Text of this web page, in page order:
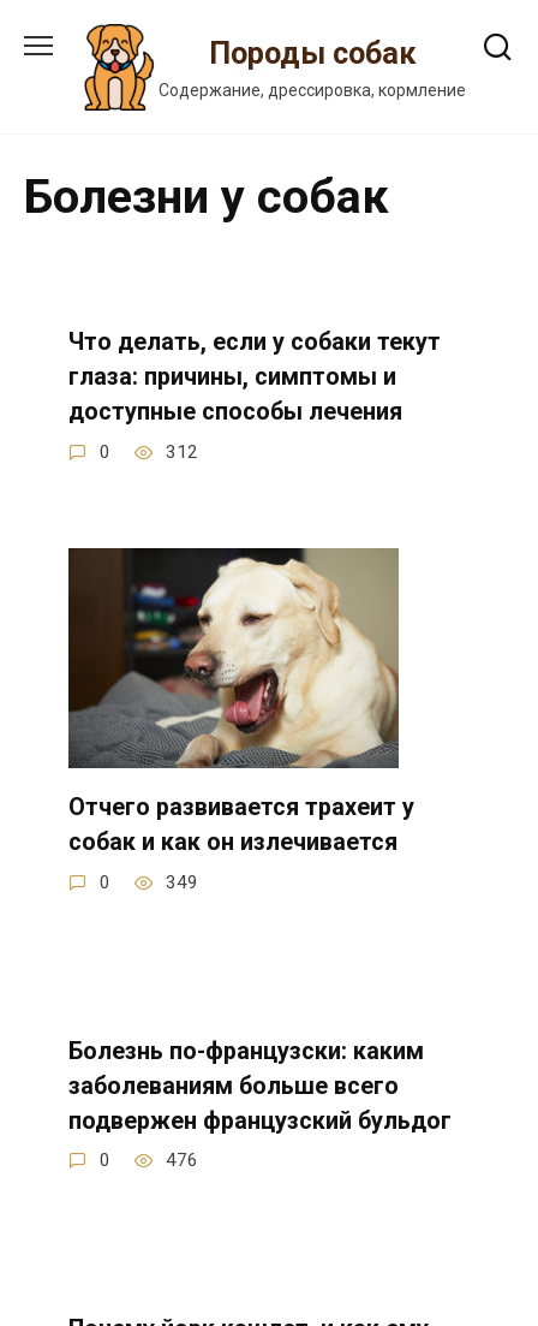
содержанию
Породы собак
Содержание, дрессировка, кормление
Болезни у собак
Что делать, если у собаки текут
глаза: причины, симптомы и
доступные способы лечения
0 312
Отчего развивается трахеит у
собак и как он излечивается
0 349
Болезнь по-французски: каким
заболеваниям больше всего
подвержен французский бульдог
0 476